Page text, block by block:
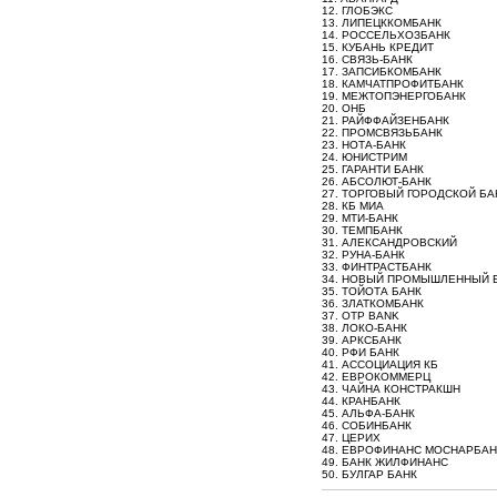
12. ГЛОБЭКС
13. ЛИПЕЦККОМБАНК
14. РОССЕЛЬХОЗБАНК
15. КУБАНЬ КРЕДИТ
16. СВЯЗЬ-БАНК
17. ЗАПСИБКОМБАНК
18. КАМЧАТПРОФИТБАНК
19. МЕЖТОПЭНЕРГОБАНК
20. ОНБ
21. РАЙФФАЙЗЕНБАНК
22. ПРОМСВЯЗЬБАНК
23. НОТА-БАНК
24. ЮНИСТРИМ
25. ГАРАНТИ БАНК
26. АБСОЛЮТ-БАНК
27. ТОРГОВЫЙ ГОРОДСКОЙ
28. КБ МИА
29. МТИ-БАНК
30. ТЕМПБАНК
31. АЛЕКСАНДРОВСКИЙ
32. РУНА-БАНК
33. ФИНТРАСТБАНК
34. НОВЫЙ ПРОМЫШЛЕННЫЙ
35. ТОЙОТА БАНК
36. ЗЛАТКОМБАНК
37. OTP BANK
38. ЛОКО-БАНК
39. АРКСБАНК
40. РФИ БАНК
41. АССОЦИАЦИЯ КБ
42. ЕВРОКОММЕРЦ
43. ЧАЙНА КОНСТРАКШН
44. КРАНБАНК
45. АЛЬФА-БАНК
46. СОБИНБАНК
47. ЦЕРИХ
48. ЕВРОФИНАНС
49. БАНК ЖИЛФИНАНС
50. БУЛГАР БАНК